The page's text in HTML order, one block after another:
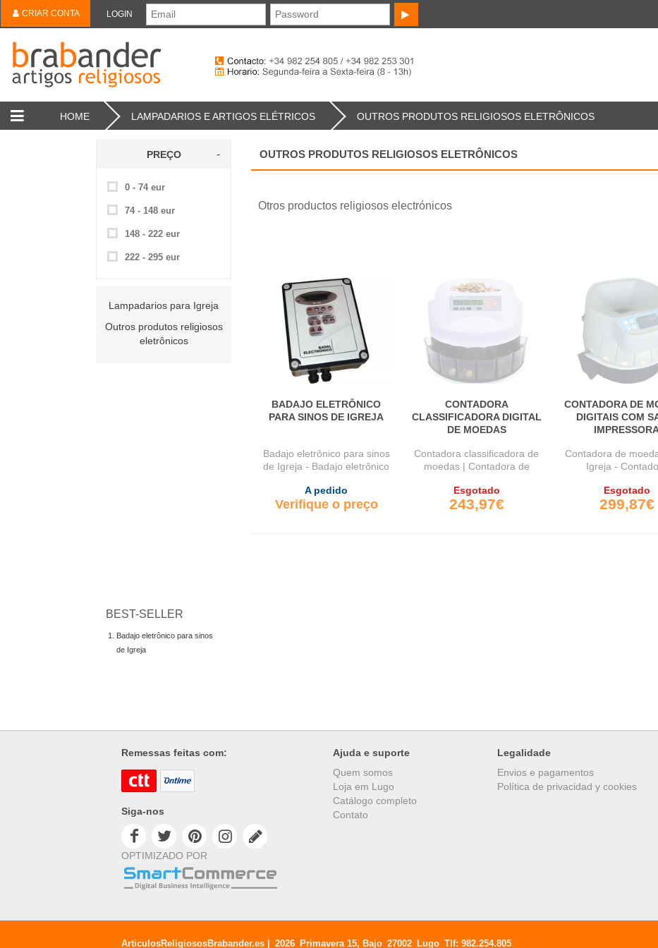
CRIAR CONTA LOGIN
HOME LAMPADARIOS E ARTIGOS ELÉTRICOS OUTROS PRODUTOS RELIGIOSOS ELETRÔNICOS
PREÇO
0 - 74 eur
74 - 148 eur
148 - 222 eur
222 - 295 eur
Lampadarios para Igreja
Outros produtos religiosos
eletrônicos
BEST-SELLER
Badajo eletrônico para sinos
de Igreja
OUTROS PRODUTOS RELIGIOSOS ELETRÔNICOS
Otros productos religiosos electrónicos
BADAJO ELETRÔNICO
PARA SINOS DE IGREJA
Badajo eletrônico para sinos
de Igreja - Badajo eletrônico
A pedido
Verifique o preço
CONTADORA
CLASSIFICADORA DIGITAL
DE MOEDAS
Contadora classificadora de
moedas | Contadora de
Esgotado
243,97€
CONTADORA DE
DIGITAIS COM
Contadora de
Igreja -
Esgotado
299,87€
Remessas feitas com:
Siga-nos
OPTIMIZADO POR
Ajuda e suporte
Quem somos
Loja em Lugo
Catálogo completo
Contato
Legalidade
Envios e pagamentos
Política de privacidad y cookies
ArticulosReligiososBrabander.es | 2026 Primavera 15, Bajo 27002 Lugo Tlf: 982.254.805